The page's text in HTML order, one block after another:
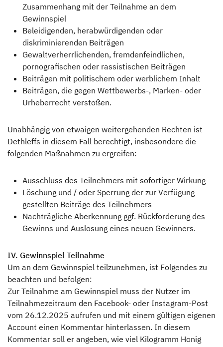
Zusammenhang mit der Teilnahme an dem
Gewinnspiel
Beleidigenden, herabwürdigenden oder
diskriminierenden Beiträgen
Gewaltverherrlichenden, fremdenfeindlichen,
pornografischen oder rassistischen Beiträgen
Beiträgen mit politischem oder werblichem Inhalt
Beiträgen, die gegen Wettbewerbs-, Marken- oder
Urheberrecht verstoßen.
Unabhängig von etwaigen weitergehenden Rechten ist
Dethleffs in diesem Fall berechtigt, insbesondere die
folgenden Maßnahmen zu ergreifen:
Ausschluss des Teilnehmers mit sofortiger Wirkung
Löschung und / oder Sperrung der zur Verfügung
gestellten Beiträge des Teilnehmers
Nachträgliche Aberkennung ggf. Rückforderung des
Gewinns und Auslosung eines neuen Gewinners.
IV. Gewinnspiel Teilnahme
Um an dem Gewinnspiel teilzunehmen, ist Folgendes zu
beachten und befolgen:
Zur Teilnahme am Gewinnspiel muss der Nutzer im
Teilnahmezeitraum den Facebook- oder Instagram-Post
vom 26.12.2025 aufrufen und mit einem gültigen eigenen
Account einen Kommentar hinterlassen. In diesem
Kommentar soll er angeben, wie viel Kilogramm Honig